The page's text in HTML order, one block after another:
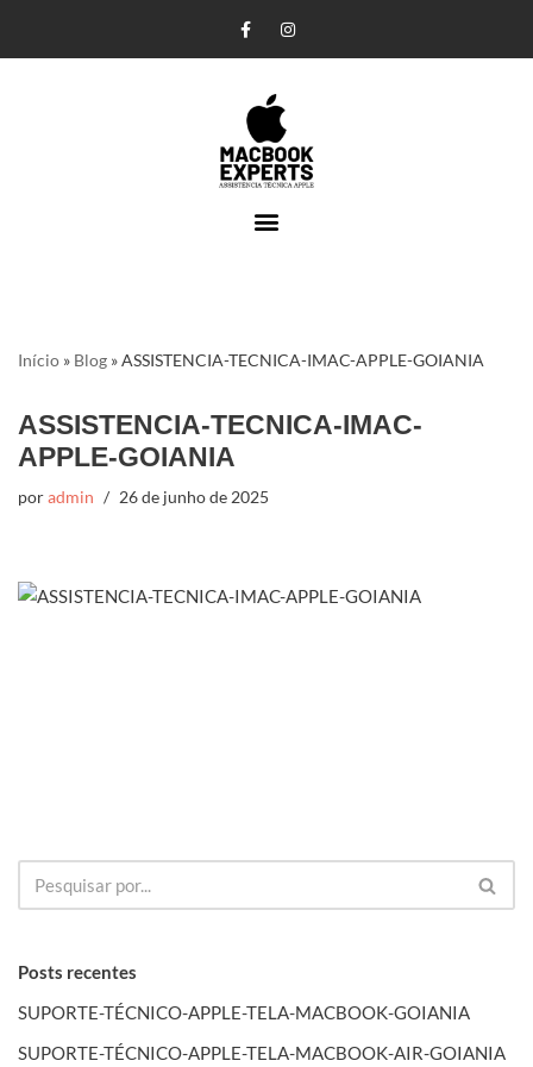
Pular
Início » Blog »ASSISTENCIA-TECNICA-IMAC-APPLE-GOIANIA
ASSISTENCIA-TECNICA-IMAC-
APPLE-GOIANIA
poradmin 26 de junho de 2025
Posts recentes
SUPORTE-TÉCNICO-APPLE-TELA-MACBOOK-GOIANIA
SUPORTE-TÉCNICO-APPLE-TELA-MACBOOK-AIR-GOIANIA